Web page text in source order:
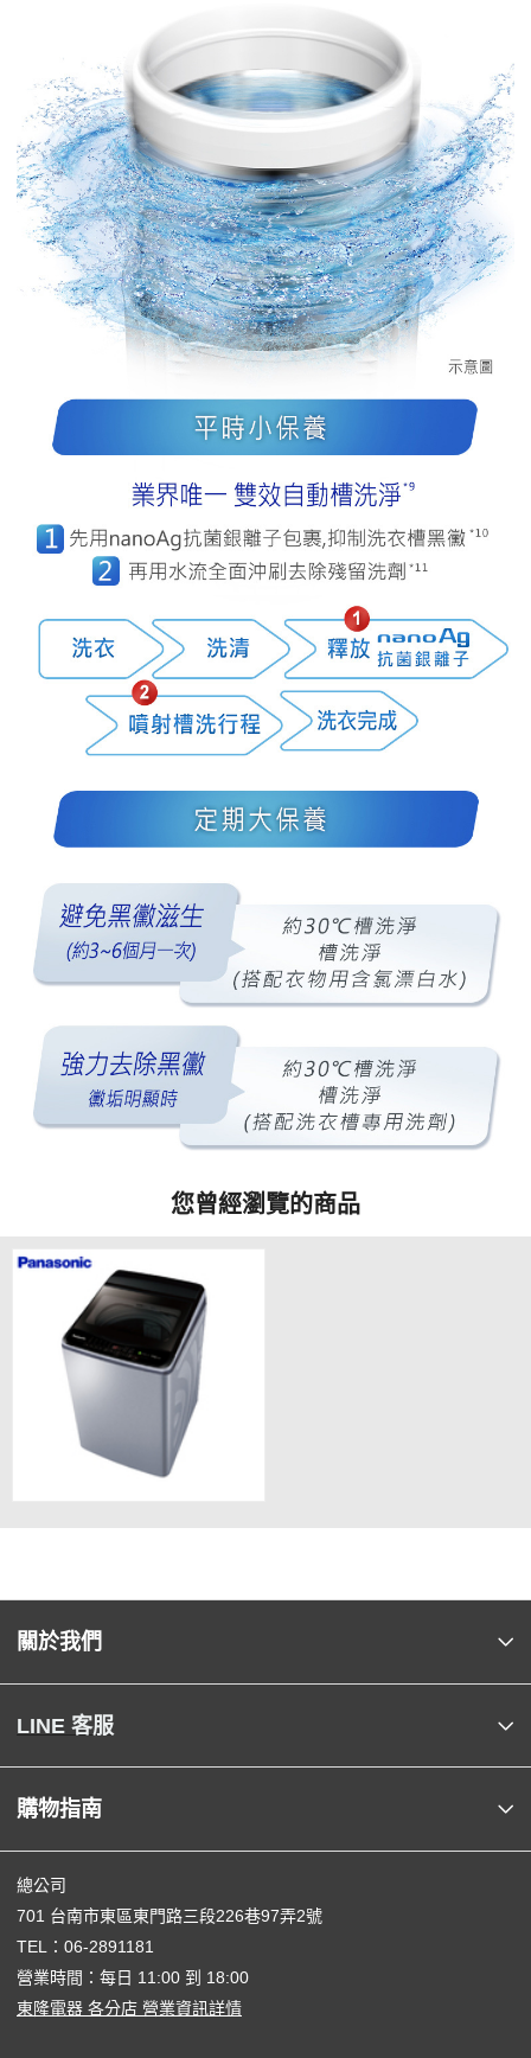
您曾經瀏覽的商品
關於我們
LINE 客服
購物指南
總公司
701 台南市東區東門路三段226巷97弄2號
TEL： 06-2891181
營業時間：每日 11:00 到 18:00
東隆電器 各分店 營業資訊詳情